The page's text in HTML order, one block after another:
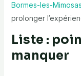
Bormes-les-Mimosas
prolonger
Liste :
manquer